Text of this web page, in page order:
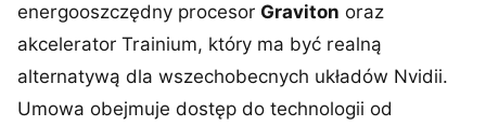
energooszczędny procesor Graviton oraz
akcelerator Trainium, który ma być realną
alternatywą dla wszechobecnych układów Nvidii.
Umowa obejmuje dostęp do technologii od